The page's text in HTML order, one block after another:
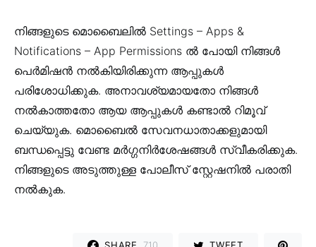
നിങ്ങളുടെ മൊബൈലിൽ Settings – Apps &
Notifications – App Permissions ൽ പോയി നിങ്ങൾ
പെർമിഷൻ നൽകിയിരിക്കുന്ന ആപ്പുകൾ
പരിശോധിക്കുക. അനാവശ്യമായതോ നിങ്ങൾ
നൽകാത്തതോ ആയ ആപ്പുകൾ കണ്ടാൽ റിമൂവ്
ചെയ്യുക. മൊബൈൽ സേവനധാതാക്കളുമായി
ബന്ധപ്പെട്ടു വേണ്ട മർഗ്ഗനിർശേഷങ്ങൾ സ്വീകരിക്കുക.
നിങ്ങളുടെ അടുത്തുള്ള പോലീസ് സ്റ്റേഷനിൽ പരാതി
നൽകുക.